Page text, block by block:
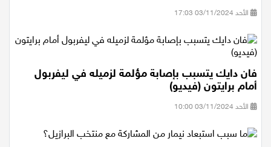
الأحد 03/11/2024 17:03
فان دايك يتسبب بإصابة مؤلمة لزميله في ليفربول
أمام برايتون (فيديو)
الأحد 03/11/2024 10:00